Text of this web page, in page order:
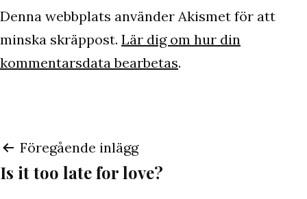
Denna webbplats använder Akismet för att
minska skräppost. Lär dig om hur din
kommentarsdata bearbetas.
Inläggsnavigering
Föregående inlägg
Is it too late for love?